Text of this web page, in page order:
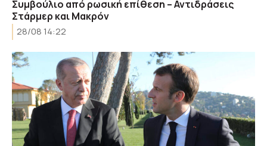
Συμβούλιο από ρωσική επίθεση – Αντιδράσεις
Στάρμερ και Μακρόν
28/08 14:22